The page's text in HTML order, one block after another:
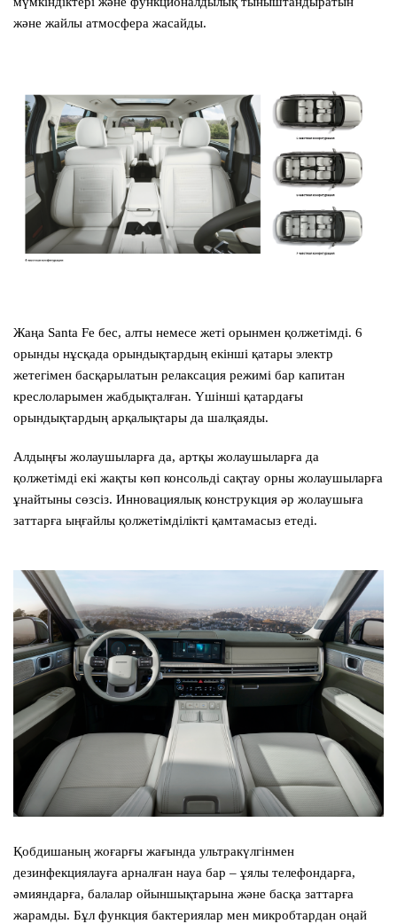
және жайлы атмосфера жасайды.
Жаңа Santa Fe бес, алты немесе жеті орынмен қолжетімді. 6
орынды нұсқада орындықтардың екінші қатары электр
жетегімен басқарылатын релаксация режимі бар капитан
креслоларымен жабдықталған. Үшінші қатардағы
орындықтардың арқалықтары да шалқаяды.
Алдыңғы жолаушыларға да, артқы жолаушыларға да
қолжетімді екі жақты көп консольді сақтау орны жолаушыларға
ұнайтыны сөзсіз. Инновациялық конструкция әр жолаушыға
заттарға ыңғайлы қолжетімділікті қамтамасыз етеді.
Қобдишаның жоғарғы жағында ультракүлгінмен
дезинфекциялауға арналған науа бар – ұялы телефондарға,
әмияндарға, балалар ойыншықтарына және басқа заттарға
жарамды. Бұл функция бактериялар мен микробтардан оңай